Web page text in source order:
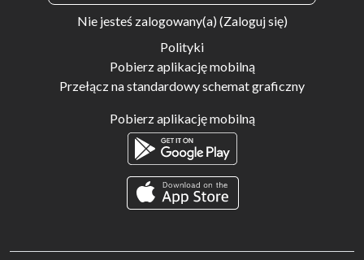
Nie jesteś zalogowany(a) (Zaloguj się)
Polityki
Pobierz aplikację mobilną
Przełącz na standardowy schemat graficzny
Pobierz aplikację mobilną